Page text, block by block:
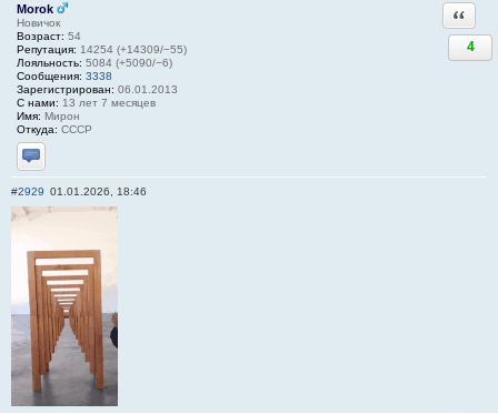
Morok
Новичок
Возраст: 54
Репутация: 14254 (+14309/−55)
Лояльность: 5084 (+5090/−6)
Сообщения: 3338
Зарегистрирован: 06.01.2013
С нами: 13 лет 7 месяцев
Имя: Мирон
Откуда: СССР
Отправить личное сообщение
4
#2929 01.01.2026, 18:46